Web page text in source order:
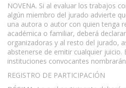
NOVENA. Si al evaluar los trabajos
algún miembro del jurado advierte
una autora o autor con quien tenga
académica o familiar, deberá
organizadoras y al resto del jurado,
abstenerse de emitir cualquier juicio.
instituciones convocantes
REGISTRO DE PARTICIPACIÓN